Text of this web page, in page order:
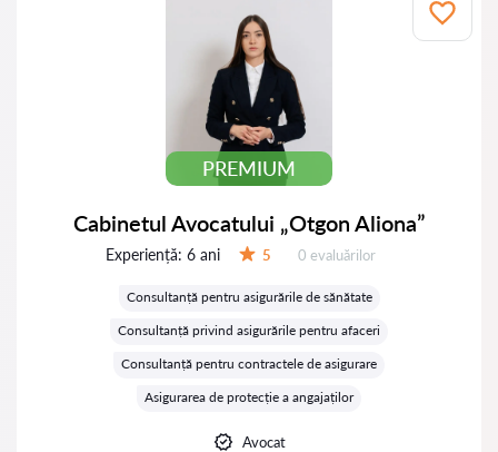
PREMIUM
Cabinetul Avocatului „Otgon Aliona”
Experiență: 6 ani 5 Evaluărilor:
0 evaluărilor
Consultanță pentru asigurările de sănătate
Consultanță privind asigurările pentru afaceri
Consultanță pentru contractele de asigurare
Asigurarea de protecție a angajaților
Avocat